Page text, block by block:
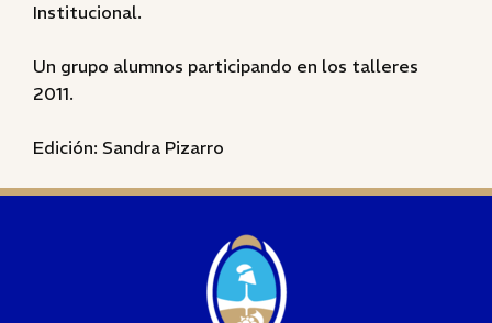
Institucional.
Un grupo alumnos participando en los talleres
2011.
Edición: Sandra Pizarro